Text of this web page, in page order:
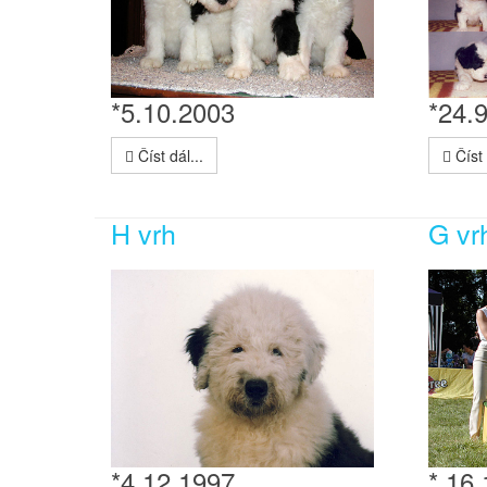
*5.10.2003
Číst dál... Číst
H vrh G